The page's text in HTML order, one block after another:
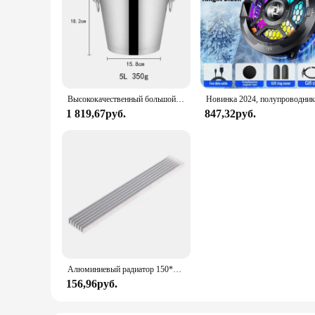
Высококачественный большой ковш для льда из нержавеющей стали, охладитель для вина, пива, вина, охладитель для бутылок, охладитель для льда с головой оленя
1 819,67руб.
Новинка
847,32руб.
Алюминиевый радиатор 150*20*6 мм, полоса охлаждения компьютера, электронный радиатор, кулер
156,96руб.